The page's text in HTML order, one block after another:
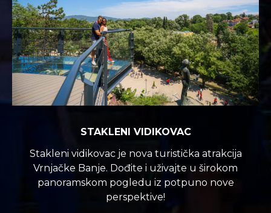
STAKLENI VIDIKOVAC
Stakleni vidikovac je nova turistička atrakcija
Vrnjačke Banje. Dođite i uživajte u širokom
panoramskom pogledu iz potpuno nove
perspektive!